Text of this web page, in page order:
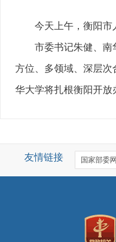
今天上午，衡阳市
市委书记朱健、南
方位、多领域、深层次
华大学将扎根衡阳开放
友情链接